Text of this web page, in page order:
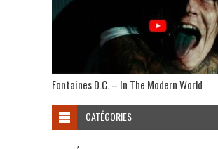
Fontaines D.C. – In The Modern World
CATÉGORIES